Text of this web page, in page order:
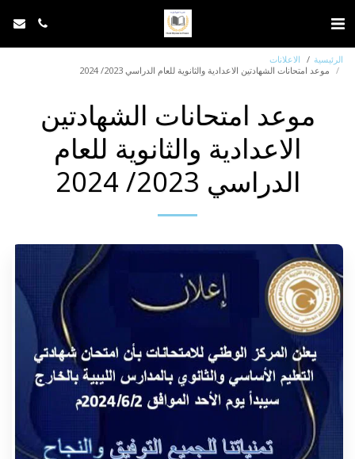
الرئيسية
الاعلانات
موعد امتحانات الشهادتين الاعدادية والثانوية للعام الدراسي 2023/ 2024
موعد امتحانات الشهادتين
الاعدادية والثانوية للعام
الدراسي 2023/ 2024